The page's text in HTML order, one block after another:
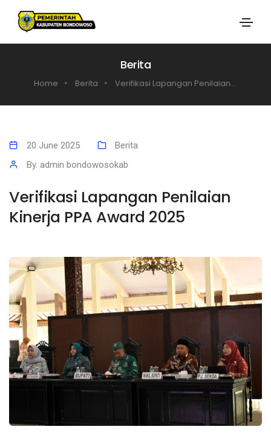
Berita
Home Berita Verifikasi Lapangan Penilaian...
20 June 2025
Berita
By. admin bondowosokab
Verifikasi Lapangan Penilaian
Kinerja PPA Award 2025